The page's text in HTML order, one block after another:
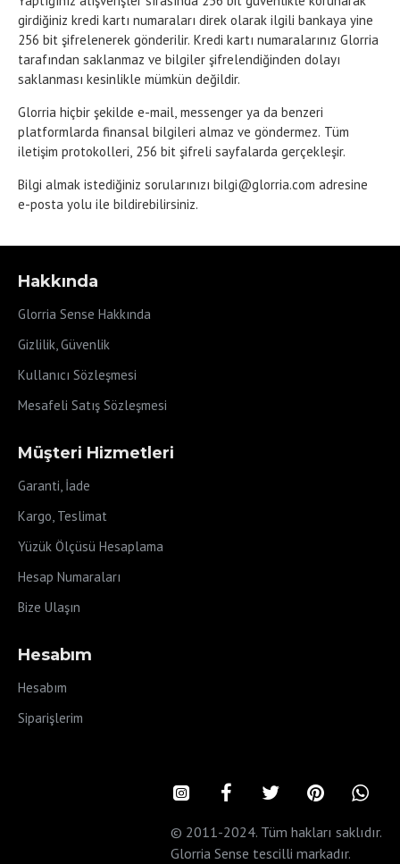
girdiğiniz kredi kartı numaraları direk olarak ilgili bankaya yine
256 bit şifrelenerek gönderilir. Kredi kartı numaralarınız Glorria
tarafından saklanmaz ve bilgiler şifrelendiğinden dolayı
saklanması kesinlikle mümkün değildir.
Glorria hiçbir şekilde e-mail, messenger ya da benzeri
platformlarda finansal bilgileri almaz ve göndermez. Tüm
iletişim protokolleri, 256 bit şifreli sayfalarda gerçekleşir.
Bilgi almak istediğiniz sorularınızı bilgi@glorria.com adresine
e-posta yolu ile bildirebilirsiniz.
Hakkında
Glorria Sense Hakkında
Gizlilik, Güvenlik
Kullanıcı Sözleşmesi
Mesafeli Satış Sözleşmesi
Müşteri Hizmetleri
Garanti, İade
Kargo, Teslimat
Yüzük Ölçüsü Hesaplama
Hesap Numaraları
Bize Ulaşın
Hesabım
Hesabım
Siparişlerim
© 2011-2024. Tüm hakları saklıdır.
Glorria Sense tescilli markadır.